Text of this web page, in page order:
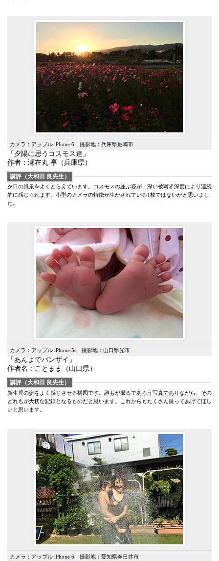
カメラ：アップル iPhone 6 撮影地：兵庫県尼崎市
「夕陽に思うコスモス達」
作者：瀬在丸 享（兵庫県）
講評（大和田 良先生）
夕日の風景をよくとらえています。コスモスの並ぶ姿が、深い被写界深度により連続
的に感じられます。小型のカメラの特徴が生かされている1枚ではないかと思いまし
た。
カメラ：アップル iPhone 5s 撮影地：山口県光市
「あんよでバンザイ」
作者名：ことまま（山口県）
講評（大和田 良先生）
新生児の姿をよく感じさせる構図です。誰もが撮るであろう写真でありながら、その
どれもが大切な記録となるものだと思います。これからもたくさん撮ってあげてほし
いと思います。
カメラ：アップル iPhone 6 撮影地：愛知県春日井市